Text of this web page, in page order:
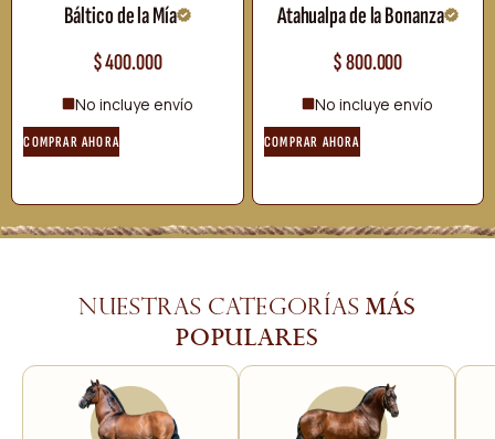
Báltico de la Mía
$400.000
No incluye envío
COMPRAR AHORA
Atahualpa de la Bonanza
$800.000
No incluye envío
COMPRAR AHORA
Nuestras categorías más
populares